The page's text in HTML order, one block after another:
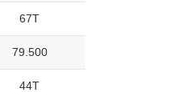
67T
79.500
44T